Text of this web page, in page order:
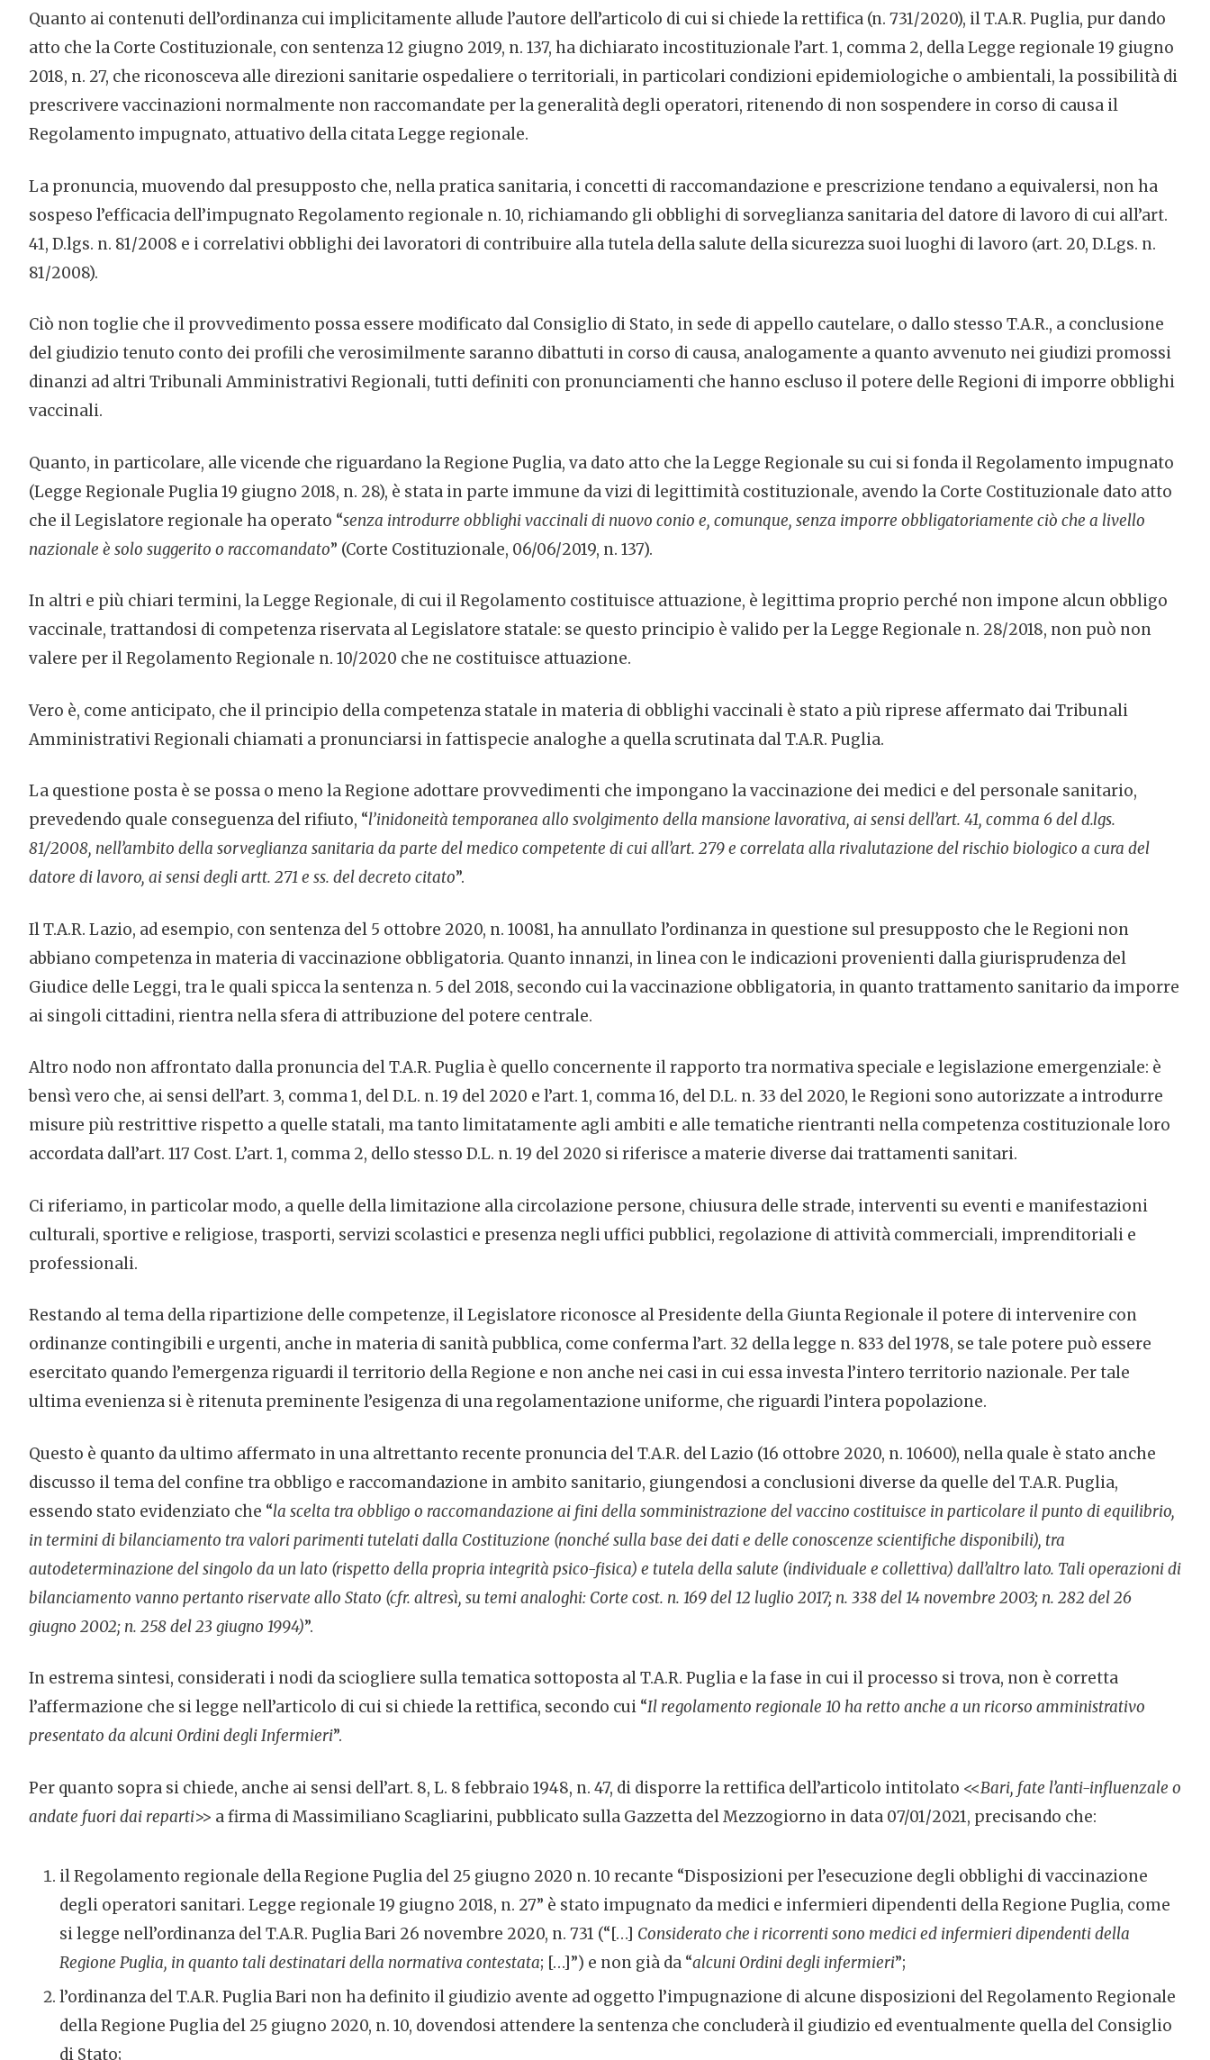
Quanto ai contenuti dell’ordinanza cui implicitamente allude l’autore dell’articolo di cui si chiede la rettifica (n. 731/2020), il T.A.R. Puglia, pur dando
atto che la Corte Costituzionale, con sentenza 12 giugno 2019, n. 137, ha dichiarato incostituzionale l’art. 1, comma 2, della Legge regionale 19 giugno
2018, n. 27, che riconosceva alle direzioni sanitarie ospedaliere o territoriali, in particolari condizioni epidemiologiche o ambientali, la possibilità di
prescrivere vaccinazioni normalmente non raccomandate per la generalità degli operatori, ritenendo di non sospendere in corso di causa il
Regolamento impugnato, attuativo della citata Legge regionale.
La pronuncia, muovendo dal presupposto che, nella pratica sanitaria, i concetti di raccomandazione e prescrizione tendano a equivalersi, non ha
sospeso l’efficacia dell’impugnato Regolamento regionale n. 10, richiamando gli obblighi di sorveglianza sanitaria del datore di lavoro di cui all’art.
41, D.lgs. n. 81/2008 e i correlativi obblighi dei lavoratori di contribuire alla tutela della salute della sicurezza suoi luoghi di lavoro (art. 20, D.Lgs. n.
81/2008).
Ciò non toglie che il provvedimento possa essere modificato dal Consiglio di Stato, in sede di appello cautelare, o dallo stesso T.A.R., a conclusione
del giudizio tenuto conto dei profili che verosimilmente saranno dibattuti in corso di causa, analogamente a quanto avvenuto nei giudizi promossi
dinanzi ad altri Tribunali Amministrativi Regionali, tutti definiti con pronunciamenti che hanno escluso il potere delle Regioni di imporre obblighi
vaccinali.
Quanto, in particolare, alle vicende che riguardano la Regione Puglia, va dato atto che la Legge Regionale su cui si fonda il Regolamento impugnato
(Legge Regionale Puglia 19 giugno 2018, n. 28), è stata in parte immune da vizi di legittimità costituzionale, avendo la Corte Costituzionale dato atto
che il Legislatore regionale ha operato “senza introdurre obblighi vaccinali di nuovo conio e, comunque, senza imporre obbligatoriamente ciò che a livello
nazionale è solo suggerito o raccomandato” (Corte Costituzionale, 06/06/2019, n. 137).
In altri e più chiari termini, la Legge Regionale, di cui il Regolamento costituisce attuazione, è legittima proprio perché non impone alcun obbligo
vaccinale, trattandosi di competenza riservata al Legislatore statale: se questo principio è valido per la Legge Regionale n. 28/2018, non può non
valere per il Regolamento Regionale n. 10/2020 che ne costituisce attuazione.
Vero è, come anticipato, che il principio della competenza statale in materia di obblighi vaccinali è stato a più riprese affermato dai Tribunali
Amministrativi Regionali chiamati a pronunciarsi in fattispecie analoghe a quella scrutinata dal T.A.R. Puglia.
La questione posta è se possa o meno la Regione adottare provvedimenti che impongano la vaccinazione dei medici e del personale sanitario,
prevedendo quale conseguenza del rifiuto, “l’inidoneità temporanea allo svolgimento della mansione lavorativa, ai sensi dell’art. 41, comma 6 del d.lgs.
81/2008, nell’ambito della sorveglianza sanitaria da parte del medico competente di cui all’art. 279 e correlata alla rivalutazione del rischio biologico a cura del
datore di lavoro, ai sensi degli artt. 271 e ss. del decreto citato”.
Il T.A.R. Lazio, ad esempio, con sentenza del 5 ottobre 2020, n. 10081, ha annullato l’ordinanza in questione sul presupposto che le Regioni non
abbiano competenza in materia di vaccinazione obbligatoria. Quanto innanzi, in linea con le indicazioni provenienti dalla giurisprudenza del
Giudice delle Leggi, tra le quali spicca la sentenza n. 5 del 2018, secondo cui la vaccinazione obbligatoria, in quanto trattamento sanitario da imporre
ai singoli cittadini, rientra nella sfera di attribuzione del potere centrale.
Altro nodo non affrontato dalla pronuncia del T.A.R. Puglia è quello concernente il rapporto tra normativa speciale e legislazione emergenziale: è
bensì vero che, ai sensi dell’art. 3, comma 1, del D.L. n. 19 del 2020 e l’art. 1, comma 16, del D.L. n. 33 del 2020, le Regioni sono autorizzate a introdurre
misure più restrittive rispetto a quelle statali, ma tanto limitatamente agli ambiti e alle tematiche rientranti nella competenza costituzionale loro
accordata dall’art. 117 Cost. L’art. 1, comma 2, dello stesso D.L. n. 19 del 2020 si riferisce a materie diverse dai trattamenti sanitari.
Ci riferiamo, in particolar modo, a quelle della limitazione alla circolazione persone, chiusura delle strade, interventi su eventi e manifestazioni
culturali, sportive e religiose, trasporti, servizi scolastici e presenza negli uffici pubblici, regolazione di attività commerciali, imprenditoriali e
professionali.
Restando al tema della ripartizione delle competenze, il Legislatore riconosce al Presidente della Giunta Regionale il potere di intervenire con
ordinanze contingibili e urgenti, anche in materia di sanità pubblica, come conferma l’art. 32 della legge n. 833 del 1978, se tale potere può essere
esercitato quando l’emergenza riguardi il territorio della Regione e non anche nei casi in cui essa investa l’intero territorio nazionale. Per tale
ultima evenienza si è ritenuta preminente l’esigenza di una regolamentazione uniforme, che riguardi l’intera popolazione.
Questo è quanto da ultimo affermato in una altrettanto recente pronuncia del T.A.R. del Lazio (16 ottobre 2020, n. 10600), nella quale è stato anche
discusso il tema del confine tra obbligo e raccomandazione in ambito sanitario, giungendosi a conclusioni diverse da quelle del T.A.R. Puglia,
essendo stato evidenziato che “la scelta tra obbligo o raccomandazione ai fini della somministrazione del vaccino costituisce in particolare il punto di equilibrio,
in termini di bilanciamento tra valori parimenti tutelati dalla Costituzione (nonché sulla base dei dati e delle conoscenze scientifiche disponibili), tra
autodeterminazione del singolo da un lato (rispetto della propria integrità psico-fisica) e tutela della salute (individuale e collettiva) dall’altro lato. Tali operazioni di
bilanciamento vanno pertanto riservate allo Stato (cfr. altresì, su temi analoghi: Corte cost. n. 169 del 12 luglio 2017; n. 338 del 14 novembre 2003; n. 282 del 26
giugno 2002; n. 258 del 23 giugno 1994)”.
In estrema sintesi, considerati i nodi da sciogliere sulla tematica sottoposta al T.A.R. Puglia e la fase in cui il processo si trova, non è corretta
l’affermazione che si legge nell’articolo di cui si chiede la rettifica, secondo cui “Il regolamento regionale 10 ha retto anche a un ricorso amministrativo
presentato da alcuni Ordini degli Infermieri”.
Per quanto sopra si chiede, anche ai sensi dell’art. 8, L. 8 febbraio 1948, n. 47, di disporre la rettifica dell’articolo intitolato <<Bari, fate l’anti-influenzale o
andate fuori dai reparti>> a firma di Massimiliano Scagliarini, pubblicato sulla Gazzetta del Mezzogiorno in data 07/01/2021, precisando che:
il Regolamento regionale della Regione Puglia del 25 giugno 2020 n. 10 recante “Disposizioni per l’esecuzione degli obblighi di vaccinazione
degli operatori sanitari. Legge regionale 19 giugno 2018, n. 27” è stato impugnato da medici e infermieri dipendenti della Regione Puglia, come
si legge nell’ordinanza del T.A.R. Puglia Bari 26 novembre 2020, n. 731 (“[…] Considerato che i ricorrenti sono medici ed infermieri dipendenti della
Regione Puglia, in quanto tali destinatari della normativa contestata; […]”) e non già da “alcuni Ordini degli infermieri”;
l’ordinanza del T.A.R. Puglia Bari non ha definito il giudizio avente ad oggetto l’impugnazione di alcune disposizioni del Regolamento Regionale
della Regione Puglia del 25 giugno 2020, n. 10, dovendosi attendere la sentenza che concluderà il giudizio ed eventualmente quella del Consiglio
di Stato;